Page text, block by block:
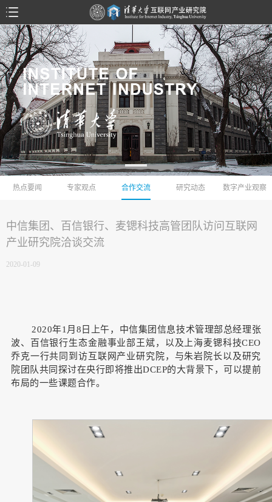
热点要闻 专家观点 合作交流 研究动态 数字产业观察
中信集团、百信银行、麦锶科技高管团队访问互联网
产业研究院洽谈交流
2020-01-09
2020年1月8日上午，中信集团信息技术管理部总经理张
波、百信银行生态金融事业部王斌，以及上海麦锶科技CEO
乔克一行共同到访互联网产业研究院，与朱岩院长以及研究
院团队共同探讨在央行即将推出DCEP的大背景下，可以提前
布局的一些课题合作。